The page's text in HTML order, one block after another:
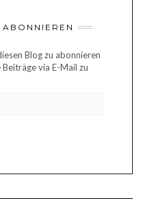
Blog zu abonnieren
via E-Mail zu